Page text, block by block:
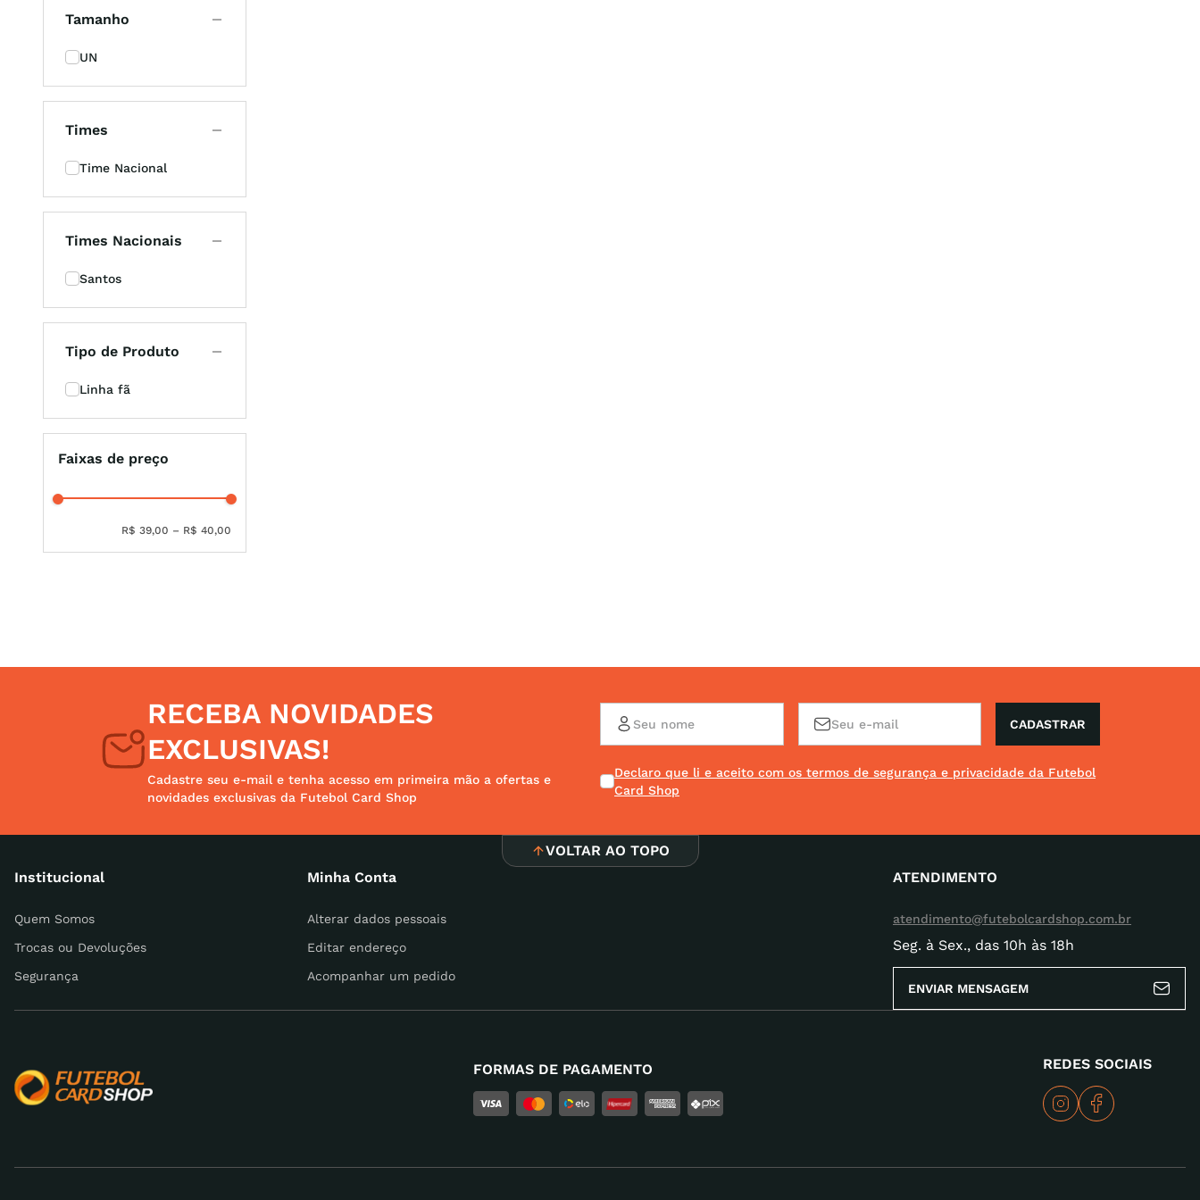
Tamanho
UN
Times
Time Nacional
Times Nacionais
Santos
Tipo de Produto
Linha fã
Faixas de preço
R$ 39,00 – R$ 40,00
RECEBA NOVIDADES
EXCLUSIVAS!
Cadastre seu e-mail e tenha acesso em primeira mão a ofertas e
novidades exclusivas da Futebol Card Shop
CADASTRAR
Declaro que li e aceito com os termos de segurança e privacidade da Futebol
Card Shop
VOLTAR AO TOPO
Institucional
Quem Somos
Trocas ou Devoluções
Segurança
Minha Conta
Alterar dados pessoais
Editar endereço
Acompanhar um pedido
ATENDIMENTO
atendimento@futebolcardshop.com.br
Seg. à Sex., das 10h às 18h
ENVIAR MENSAGEM
FORMAS DE PAGAMENTO REDES SOCIAIS